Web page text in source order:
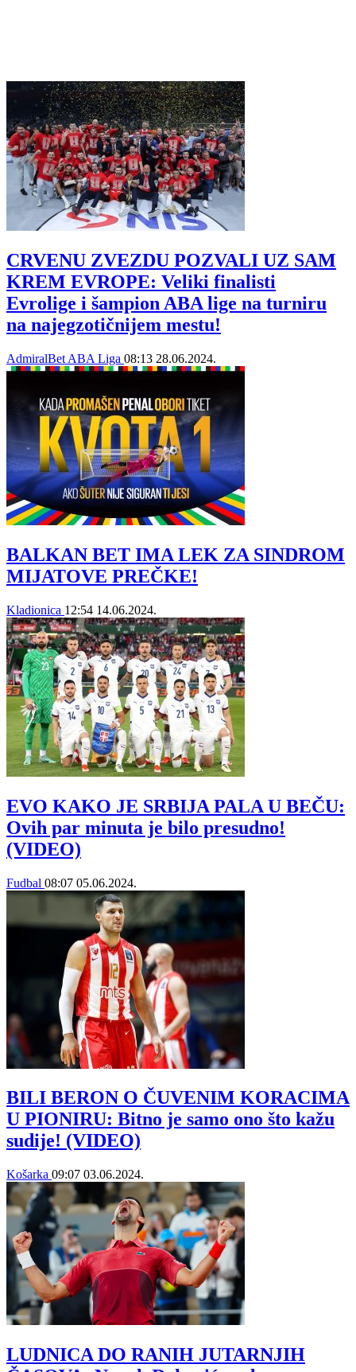
CRVENU ZVEZDU POZVALI UZ SAM
KREM EVROPE: Veliki finalisti
Evrolige i šampion ABA lige na turniru
na najegzotičnijem mestu!
AdmiralBet ABA Liga 08:13 28.06.2024.
BALKAN BET IMA LEK ZA SINDROM
MIJATOVE PREČKE!
Kladionica 12:54 14.06.2024.
EVO KAKO JE SRBIJA PALA U BEČU:
Ovih par minuta je bilo presudno!
(VIDEO)
Fudbal 08:07 05.06.2024.
BILI BERON O ČUVENIM KORACIMA
U PIONIRU: Bitno je samo ono što kažu
sudije! (VIDEO)
Košarka 09:07 03.06.2024.
LUDNICA DO RANIH JUTARNJIH